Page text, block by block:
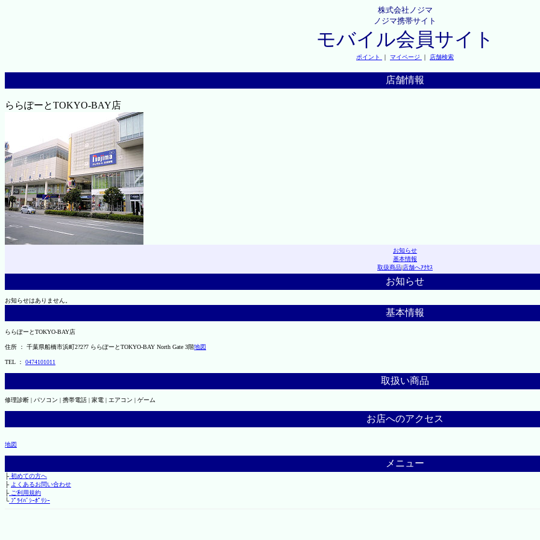
株式会社ノジマ
ノジマ携帯サイト
モバイル会員サイト
ポイント ｜ マイページ ｜ 店舗検索
店舗情報
ららぽーとTOKYO-BAY店
お知らせ
基本情報
取扱商品|店舗へｱｸｾｽ
お知らせ
お知らせはありません。
基本情報
ららぽーとTOKYO-BAY店
住所 ： 千葉県船橋市浜町2?2?7 ららぽーとTOKYO-BAY North Gate 3階地図
TEL ： 0474101011
取扱い商品
修理診断 | パソコン | 携帯電話 | 家電 | エアコン | ゲーム
お店へのアクセス
地図
メニュー
├初めての方へ
├ よくあるお問い合わせ
├ご利用規約
└ﾌﾟﾗｲﾊﾞｼｰﾎﾟﾘｼｰ